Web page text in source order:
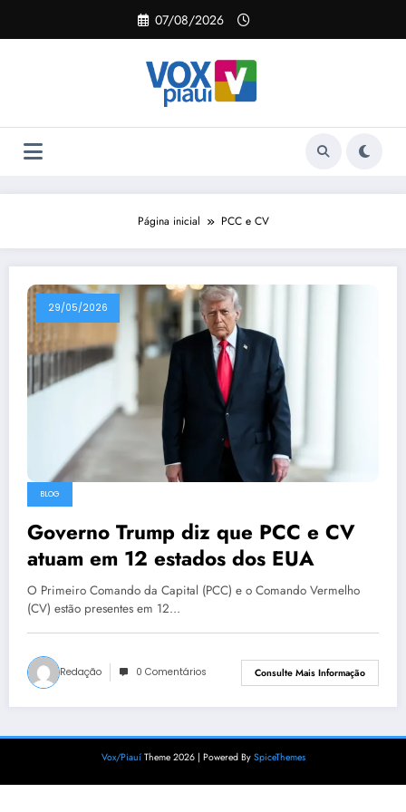
o
07/08/2026
Página inicial PCC e CV
29/05/2026
BLOG
Governo Trump diz que PCC e CV
atuam em 12 estados dos EUA
O Primeiro Comando da Capital (PCC) e o Comando Vermelho
(CV) estão presentes em 12…
Redação 0 Comentários Consulte Mais Informação
Vox/Piauí Theme 2026 | Powered By SpiceThemes